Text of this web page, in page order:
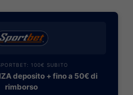
100€ SUBITO
deposito + fino a 50€ di
rimborso